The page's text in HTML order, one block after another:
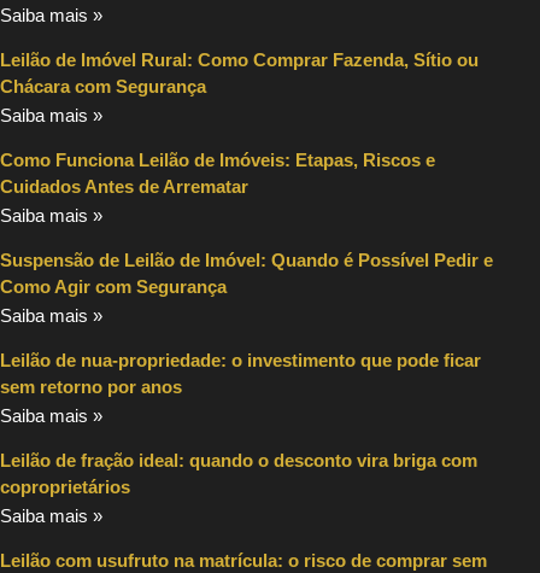
Saiba mais »
Leilão de Imóvel Rural: Como Comprar Fazenda, Sítio ou
Chácara com Segurança
Saiba mais »
Como Funciona Leilão de Imóveis: Etapas, Riscos e
Cuidados Antes de Arrematar
Saiba mais »
Suspensão de Leilão de Imóvel: Quando é Possível Pedir e
Como Agir com Segurança
Saiba mais »
Leilão de nua-propriedade: o investimento que pode ficar
sem retorno por anos
Saiba mais »
Leilão de fração ideal: quando o desconto vira briga com
coproprietários
Saiba mais »
Leilão com usufruto na matrícula: o risco de comprar sem